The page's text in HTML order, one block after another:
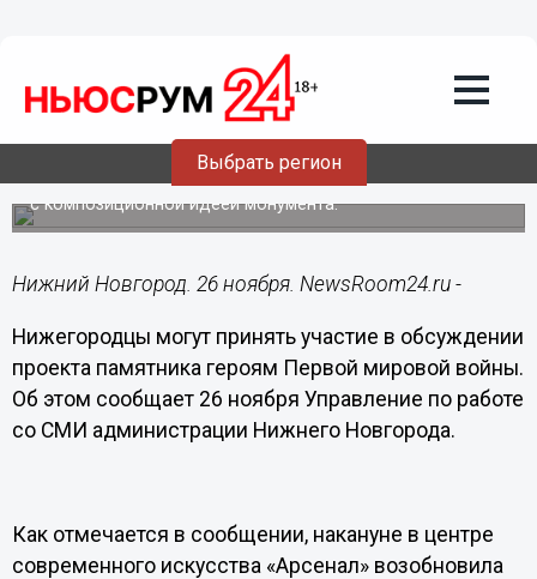
Выбрать регион
Нижегородцы могут принять участие в
обсуждении проекта памятника
героям Первой мировой войны
Жители Нижнего Новгорода могут заранее ознакомиться
с композиционной идеей монумента.
Нижний Новгород. 26 ноября. NewsRoom24.ru -
Нижегородцы могут принять участие в обсуждении
проекта памятника героям Первой мировой войны.
Об этом сообщает 26 ноября Управление по работе
со СМИ администрации Нижнего Новгорода.
Как отмечается в сообщении, накануне в центре
современного искусства «Арсенал» возобновила